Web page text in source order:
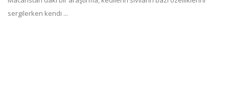
sergilerken kendi ...